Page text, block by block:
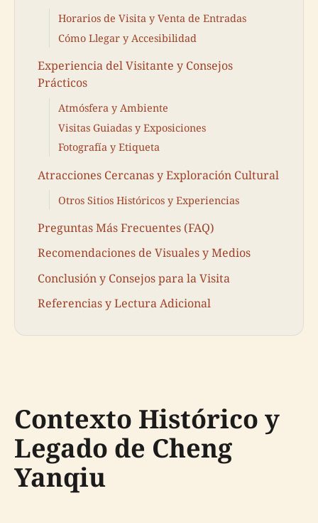
Horarios de Visita y Venta de Entradas
Cómo Llegar y Accesibilidad
Experiencia del Visitante y Consejos
Prácticos
Atmósfera y Ambiente
Visitas Guiadas y Exposiciones
Fotografía y Etiqueta
Atracciones Cercanas y Exploración Cultural
Otros Sitios Históricos y Experiencias
Preguntas Más Frecuentes (FAQ)
Recomendaciones de Visuales y Medios
Conclusión y Consejos para la Visita
Referencias y Lectura Adicional
Contexto Histórico y
Legado de Cheng
Yanqiu